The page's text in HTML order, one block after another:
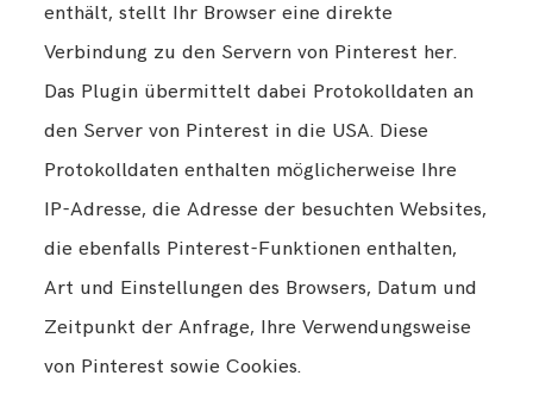
enthält, stellt Ihr Browser eine direkte
Verbindung zu den Servern von Pinterest her.
Das Plugin übermittelt dabei Protokolldaten an
den Server von Pinterest in die USA. Diese
Protokolldaten enthalten möglicherweise Ihre
IP-Adresse, die Adresse der besuchten Websites,
die ebenfalls Pinterest-Funktionen enthalten,
Art und Einstellungen des Browsers, Datum und
Zeitpunkt der Anfrage, Ihre Verwendungsweise
von Pinterest sowie Cookies.